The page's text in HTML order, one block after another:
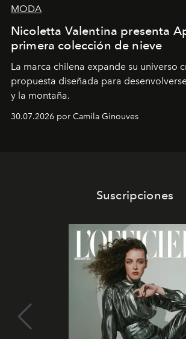
MODA
Nicoletta Valentina presenta
primera colección de nieve
La marca chilena expande su universo
propuesta diseñada para
y la montaña.
30.07.2026 por Camila Ginouves
Suscripciones